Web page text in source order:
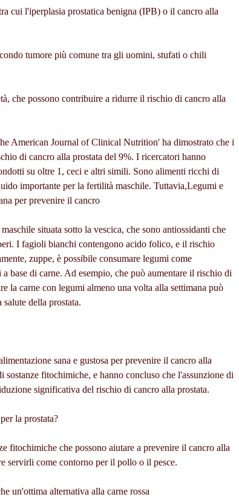
cui l'iperplasia prostatica benigna (IPB) o il cancro alla
tumore più comune tra gli uomini, stufati o chili
che possono contribuire a ridurre il rischio di cancro alla
American Journal of Clinical Nutrition' ha dimostrato che i
di cancro alla prostata del 9%. I ricercatori hanno
su oltre 1, ceci e altri simili. Sono alimenti ricchi di
importante per la fertilità maschile. Tuttavia,Legumi e
per prevenire il cancro
situata sotto la vescica, che sono antiossidanti che
I fagioli bianchi contengono acido folico, e il rischio
zuppe, è possibile consumare legumi come
base di carne. Ad esempio, che può aumentare il rischio di
la carne con legumi almeno una volta alla settimana può
salute della prostata.
sana e gustosa per prevenire il cancro alla
sostanze fitochimiche, e hanno concluso che l'assunzione di
significativa del rischio di cancro alla prostata.
la prostata?
fitochimiche che possono aiutare a prevenire il cancro alla
servirli come contorno per il pollo o il pesce.
un'ottima alternativa alla carne rossa